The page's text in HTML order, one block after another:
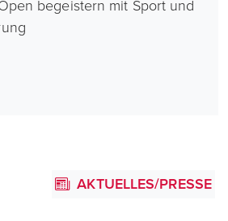
begeistern mit Sport und
AKTUELLES/PRESSE